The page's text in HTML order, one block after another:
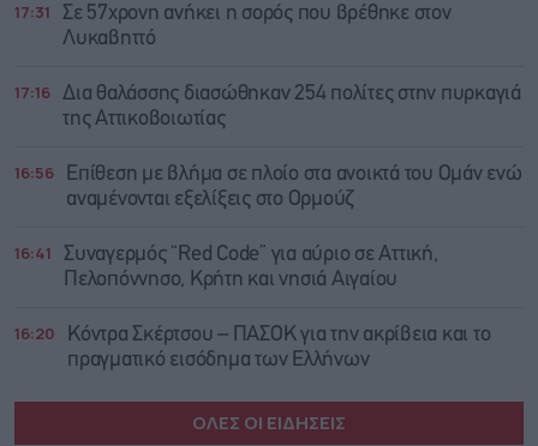
17:31
Σε 57χρονη ανήκει η σορός που βρέθηκε στον
Λυκαβηττό
17:16 Δια θαλάσσης διασώθηκαν 254 πολίτες στην πυρκαγιά
της Αττικοβοιωτίας
16:56
Επίθεση με βλήμα σε πλοίο στα ανοικτά του Ομάν ενώ
αναμένονται εξελίξεις στο Ορμούζ
16:41
Συναγερμός “Red Code” για αύριο σε Αττική,
Πελοπόννησο, Κρήτη και νησιά Αιγαίου
16:20
Κόντρα Σκέρτσου – ΠΑΣΟΚ για την ακρίβεια και το
πραγματικό εισόδημα των Ελλήνων
ΟΛΕΣ ΟΙ ΕΙΔΗΣΕΙΣ